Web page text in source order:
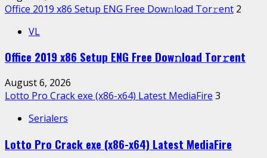
Office 2019 x86 Setup ENG Frее Dow𝚗load Tоr𝚛ent 2
VL
Office 2019 x86 Setup ENG Frее Dow𝚗load Tоr𝚛ent
August 6, 2026
Lotto Pro Crack exe (x86-x64) Latest MediaFire 3
Serialers
Lotto Pro Crack exe (x86-x64) Latest MediaFire